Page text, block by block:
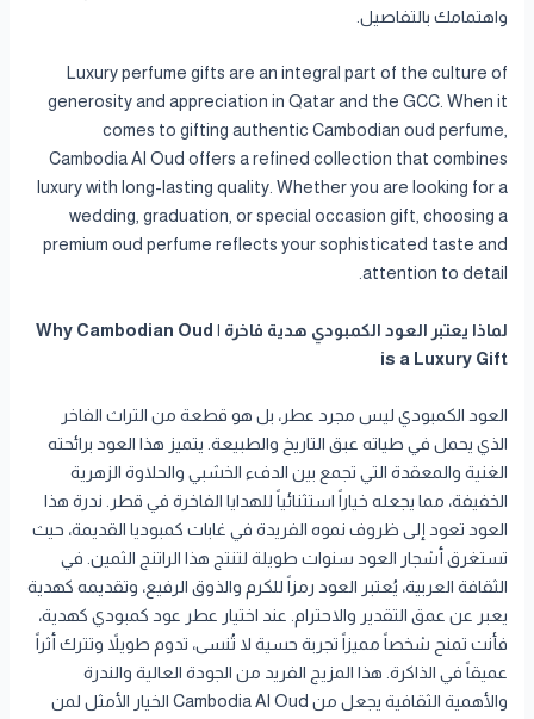
واهتمامك بالتفاصيل.
Luxury perfume gifts are an integral part of the culture of
generosity and appreciation in Qatar and the GCC. When it
comes to gifting authentic Cambodian oud perfume,
Cambodia Al Oud offers a refined collection that combines
luxury with long-lasting quality. Whether you are looking for a
wedding, graduation, or special occasion gift, choosing a
premium oud perfume reflects your sophisticated taste and
attention to detail.
لماذا يعتبر العود الكمبودي هدية فاخرة | Why Cambodian Oud
is a Luxury Gift
العود الكمبودي ليس مجرد عطر، بل هو قطعة من التراث الفاخر
الذي يحمل في طياته عبق التاريخ والطبيعة. يتميز هذا العود برائحته
الغنية والمعقدة التي تجمع بين الدفء الخشبي والحلاوة الزهرية
الخفيفة، مما يجعله خياراً استثنائياً للهدايا الفاخرة في قطر. ندرة هذا
العود تعود إلى ظروف نموه الفريدة في غابات كمبوديا القديمة، حيث
تستغرق أشجار العود سنوات طويلة لتنتج هذا الراتنج الثمين. في
الثقافة العربية، يُعتبر العود رمزاً للكرم والذوق الرفيع، وتقديمه كهدية
يعبر عن عمق التقدير والاحترام. عند اختيار عطر عود كمبودي كهدية،
فأنت تمنح شخصاً مميزاً تجربة حسية لا تُنسى، تدوم طويلاً وتترك أثراً
عميقاً في الذاكرة. هذا المزيج الفريد من الجودة العالية والندرة
والأهمية الثقافية يجعل من Cambodia Al Oud الخيار الأمثل لمن